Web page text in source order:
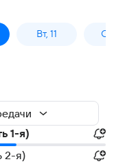
Вт, 11
1-я)
2-я)